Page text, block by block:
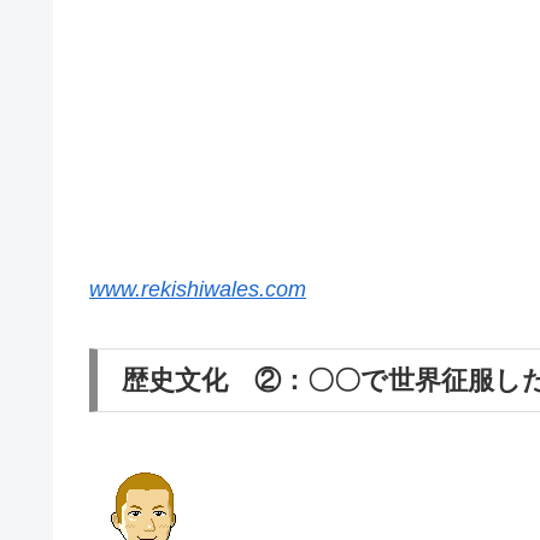
www.rekishiwales.com
歴史文化 ②：〇〇で世界征服し